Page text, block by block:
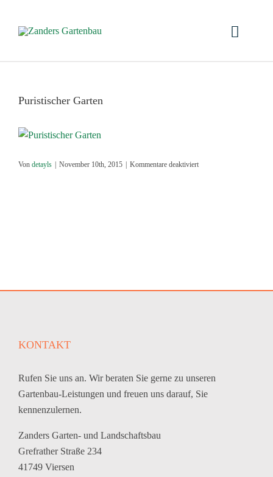
springen
Toggle
Puristischer Garten
Von detayls November 10th, 2015 Kommentare deaktiviertfür
KONTAKT
Rufen Sie uns an. Wir beraten Sie gerne zu unseren
Gartenbau-Leistungen und freuen uns darauf, Sie
kennenzulernen.
Zanders Garten- und Landschaftsbau
Grefrather Straße 234
41749 Viersen